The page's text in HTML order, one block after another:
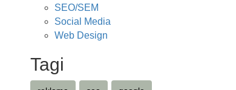
SEO/SEM
Social Media
Web Design
Tagi